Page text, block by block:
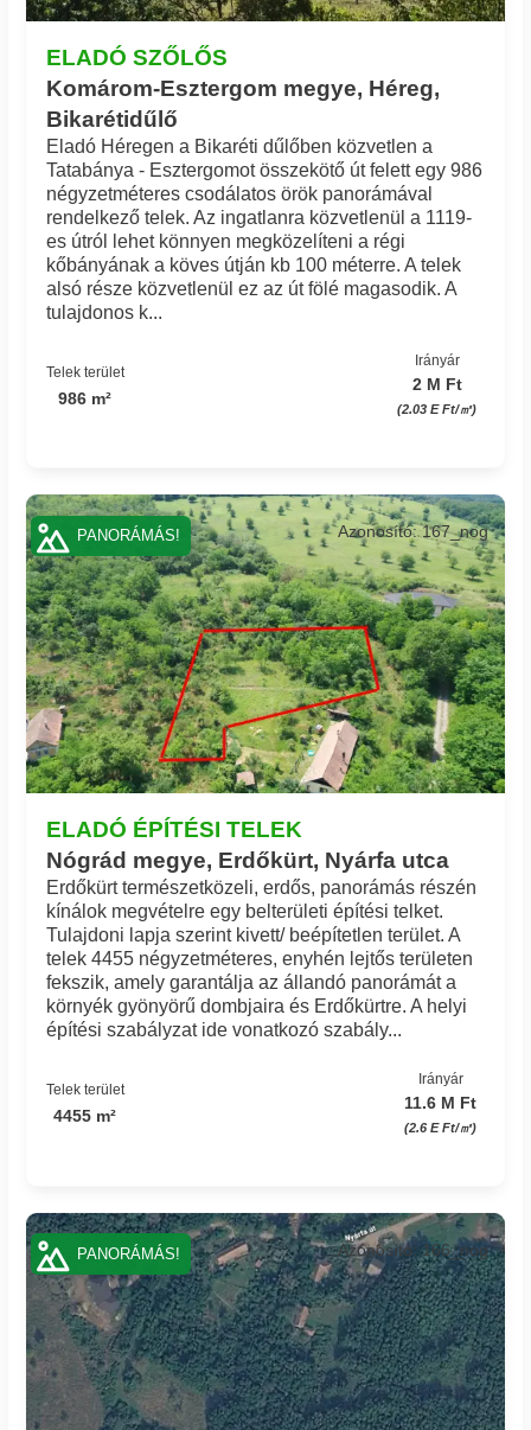
ELADÓ SZŐLŐS
Komárom-Esztergom megye, Héreg,
Bikarétidűlő
Eladó Héregen a Bikaréti dűlőben közvetlen a
Tatabánya - Esztergomot összekötő út felett egy 986
négyzetméteres csodálatos örök panorámával
rendelkező telek. Az ingatlanra közvetlenül a 1119-
es útról lehet könnyen megközelíteni a régi
kőbányának a köves útján kb 100 méterre. A telek
alsó része közvetlenül ez az út fölé magasodik. A
tulajdonos k...
Telek terület
986 m²
Irányár
2 M Ft
(2.03 E Ft/㎡)
ELADÓ ÉPÍTÉSI TELEK
Nógrád megye, Erdőkürt, Nyárfa utca
Azonosító: 167_nog
Erdőkürt természetközeli, erdős, panorámás részén
kínálok megvételre egy belterületi építési telket.
Tulajdoni lapja szerint kivett/ beépítetlen terület. A
telek 4455 négyzetméteres, enyhén lejtős területen
fekszik, amely garantálja az állandó panorámát a
környék gyönyörű dombjaira és Erdőkürtre. A helyi
építési szabályzat ide vonatkozó szabály...
Telek terület
4455 m²
Irányár
11.6 M Ft
(2.6 E Ft/㎡)
PANORÁMÁS!
Azonosító: 166_nog
PANORÁMÁS!